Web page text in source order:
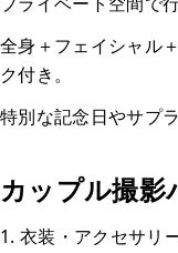
全身＋フェイシャル
ク付き。
特別な記念日やサプ
カップル撮影
1. 衣装・アクセサリ